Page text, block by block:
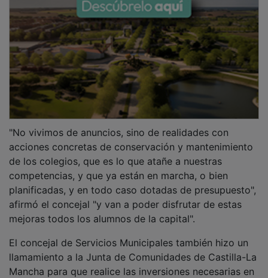
"No vivimos de anuncios, sino de realidades con
acciones concretas de conservación y mantenimiento
de los colegios, que es lo que atañe a nuestras
competencias, y que ya están en marcha, o bien
planificadas, y en todo caso dotadas de presupuesto",
afirmó el concejal "y van a poder disfrutar de estas
mejoras todos los alumnos de la capital".
El concejal de Servicios Municipales también hizo un
llamamiento a la Junta de Comunidades de Castilla-La
Mancha para que realice las inversiones necesarias en